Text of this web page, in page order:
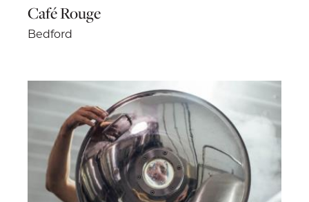
Café Rouge
Bedford